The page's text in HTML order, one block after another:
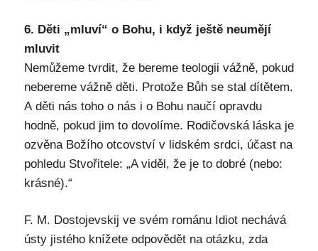
6. Děti „mluví“ o Bohu, i když ještě neumějí
mluvit
Nemůžeme tvrdit, že bereme teologii vážně, pokud
nebereme vážně děti. Protože Bůh se stal dítětem.
A děti nás toho o nás i o Bohu naučí opravdu
hodně, pokud jim to dovolíme. Rodičovská láska je
ozvěna Božího otcovství v lidském srdci, účast na
pohledu Stvořitele: „A viděl, že je to dobré (nebo:
krásné).“
F. M. Dostojevskij ve svém románu Idiot nechává
ústy jistého knížete odpovědět na otázku, zda